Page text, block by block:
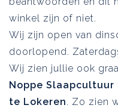
winkel zijn of niet.
Wij zijn open van
doorlopend.
Wij zien jullie ook
Noppe Slaapcultuur
te Lokeren. Zo zien